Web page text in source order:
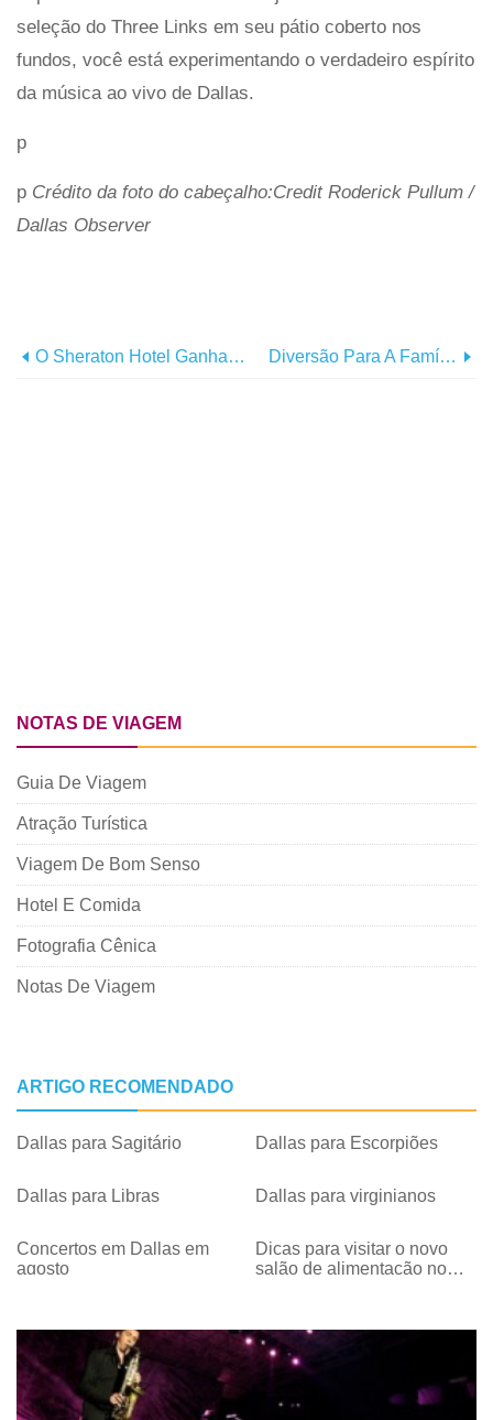
seleção do Three Links em seu pátio coberto nos
fundos, você está experimentando o verdadeiro espírito
da música ao vivo de Dallas.
p
p Crédito da foto do cabeçalho:Credit Roderick Pullum /
Dallas Observer
O Sheraton Hotel Ganha Uma Nova Cara:confira Seus Cinco Novos Conceitos De Restaurantes Diversão Para A Família Sensorial Em Dallas
NOTAS DE VIAGEM
Guia De Viagem
Atração Turística
Viagem De Bom Senso
Hotel E Comida
Fotografia Cênica
Notas De Viagem
ARTIGO RECOMENDADO
Dallas para Sagitário Dallas para Escorpiões
Dallas para Libras Dallas para virginianos
Concertos em Dallas em
agosto
Dicas para visitar o novo
salão de alimentação no